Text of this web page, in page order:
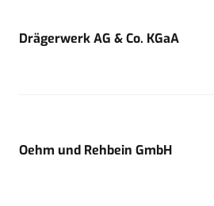
Drägerwerk AG & Co. KGaA
Oehm und Rehbein GmbH